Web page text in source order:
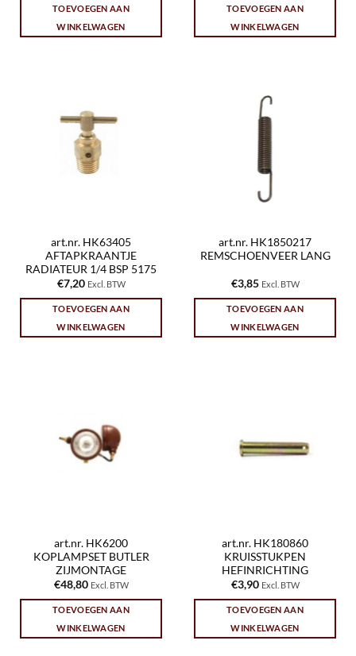
TOEVOEGEN AAN
WINKELWAGEN
TOEVOEGEN AAN
WINKELWAGEN
art.nr. HK63405
AFTAPKRAANTJE
RADIATEUR 1/4 BSP 5175
€7,20 Excl. BTW
TOEVOEGEN AAN
WINKELWAGEN
art.nr. HK1850217
REMSCHOENVEER LANG
€3,85 Excl. BTW
TOEVOEGEN AAN
WINKELWAGEN
art.nr. HK6200
KOPLAMPSET BUTLER
ZIJMONTAGE
€48,80 Excl. BTW
TOEVOEGEN AAN
WINKELWAGEN
art.nr. HK180860
KRUISSTUKPEN
HEFINRICHTING
€3,90 Excl. BTW
TOEVOEGEN AAN
WINKELWAGEN